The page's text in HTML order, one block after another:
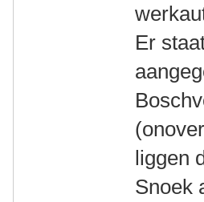
Er
liggen
Snoek